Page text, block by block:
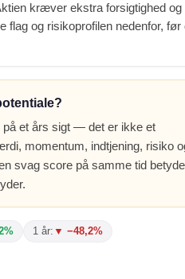
kræver ekstra forsigtighed og
flag og risikoprofilen nedenfor, før
et års sigt — det er ikke et
momentum, indtjening, risiko
svag score på samme tid
1 år: ▼ −48,2%